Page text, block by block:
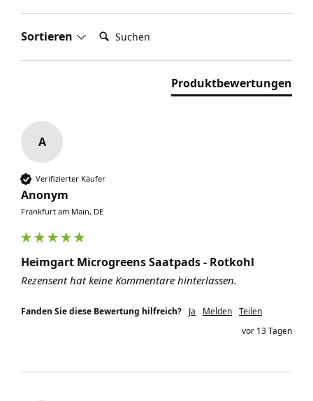
Sortieren Suchen:
Produktbewertungen
A
Verifizierter Käufer
Anonym
Frankfurt am Main, DE
Heimgart Microgreens Saatpads - Rotkohl
Rezensent hat keine Kommentare hinterlassen.
Fanden Sie diese Bewertung hilfreich? Ja Melden Teilen
vor 13 Tagen